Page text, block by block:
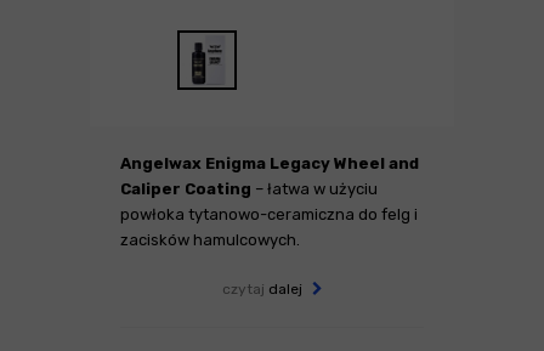
Angelwax Enigma Legacy Wheel and
Caliper Coating – łatwa w użyciu
powłoka tytanowo-ceramiczna do felg i
zacisków hamulcowych.
czytaj dalej